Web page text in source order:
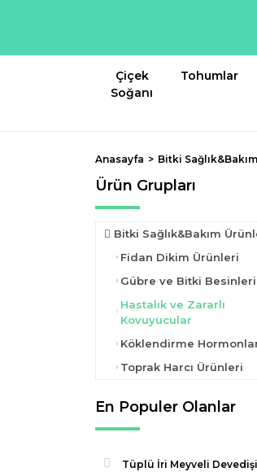
Çiçek
Soğanı
Tohumlar
Anasayfa Bitki
Ürün Grupları
Bitki Sağlık&Bakım
Fidan Dikim Ürünleri
Gübre ve Bitki Besinleri
Hastalık ve Zararlı
Kovuyucular
Köklendirme
Toprak Harcı Ürünleri
En Populer Olanlar
Tüplü İri Meyveli